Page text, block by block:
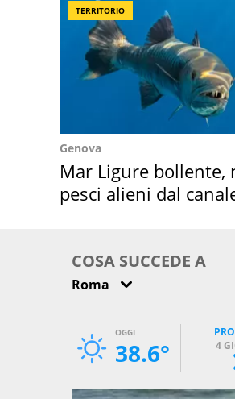
TERRITORIO
Genova
Mar Ligure bollente,
pesci alieni dal